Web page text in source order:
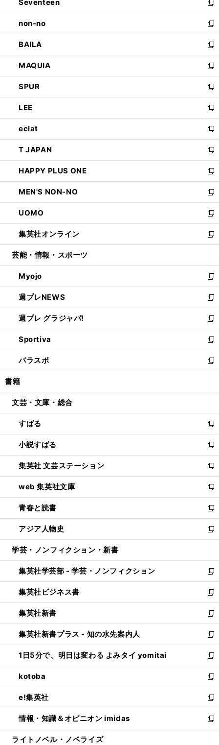
く
で
開
く
ド
ウ
で
開
く
Seventeen
新
し
い
ウ
ィ
ン
ド
ウ
で
開
く
non-no
新
し
い
ウ
ィ
ン
ド
ウ
で
開
く
BAILA
新
し
い
ウ
ィ
ン
ド
ウ
で
開
く
MAQUIA
新
し
い
ウ
ィ
ン
ド
ウ
で
開
く
SPUR
新
し
い
ウ
ィ
ン
ド
ウ
で
開
く
LEE
新
し
い
ウ
ィ
ン
ド
ウ
で
開
く
eclat
新
し
い
ウ
ィ
ン
ド
ウ
で
開
く
T JAPAN
新
し
い
ウ
ィ
ン
ド
ウ
で
開
HAPPY PLUS ONE
新
し
い
ウ
ィ
ン
ド
ウ
開
く
MEN'S NON-NO
新
し
い
ウ
ィ
ン
ウ
で
開
く
UOMO
新
し
い
ウ
ン
ド
ウ
で
開
く
集英社オンライン
新
し
ウ
ィ
ン
ド
ウ
で
開
く
芸能・情報・スポーツ
Myojo
新
し
い
ウ
ィ
ン
ド
ウ
で
開
週プレNEWS
新
し
い
ウ
ィ
ン
ド
ウ
開
週プレ グラジャパ!
新
し
い
ウ
ィ
ン
ウ
開
く
Sportiva
新
し
い
ウ
ン
ウ
で
開
く
パラスポ
新
し
ウ
ン
ド
ウ
で
開
く
書籍
文芸・文庫・総合
すばる
新
し
い
ウ
ィ
ン
ド
ウ
で
開
く
小説すばる
新
し
い
ウ
ィ
ン
ド
ウ
で
開
集英社 文芸ステーション
新
し
い
ウ
ィ
ン
ド
ウ
開
く
web 集英社文庫
新
し
い
ウ
ィ
ン
ウ
で
開
く
青春と読書
新
し
い
ウ
ン
ド
ウ
で
開
く
アジア人物史
新
し
ウ
ィ
ン
ド
ウ
で
開
く
学芸・ノンフィクション・新書
集英社学芸部 - 学芸・ノンフィクション
新
し
い
ウ
ィ
ン
ド
ウ
で
開
く
集英社ビジネス書
新
し
い
ウ
ィ
ン
ド
ウ
で
開
く
集英社新書
新
し
い
ウ
ィ
ン
ド
ウ
で
開
く
集英社新書プラス - 知の水先案内人
新
し
い
ウ
ィ
ン
ド
ウ
で
開
1日5分で、明日は変わる よみタイ yomitai
新
し
い
ウ
ィ
ン
ド
ウ
kotoba
新
し
い
ウ
ィ
ン
e!集英社
新
し
い
ウ
情報・知識＆オピニオン imidas
新
し
ライトノベル・ノベライズ